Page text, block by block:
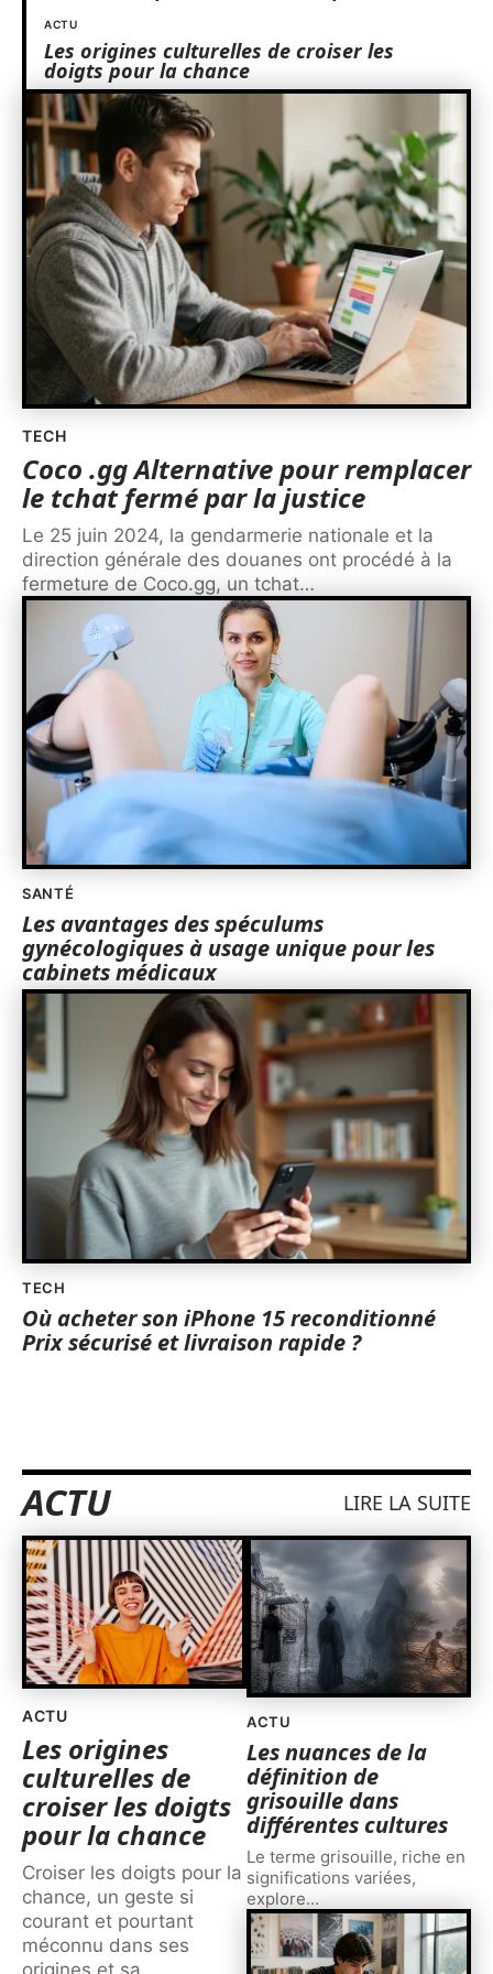
ACTU
Les origines culturelles de croiser les
doigts pour la chance
TECH
Coco .gg Alternative pour remplacer
le tchat fermé par la justice
Le 25 juin 2024, la gendarmerie nationale et la
direction générale des douanes ont procédé à la
fermeture de Coco.gg, un tchat…
SANTÉ
Les avantages des spéculums
gynécologiques à usage unique pour les
cabinets médicaux
TECH
Où acheter son iPhone 15 reconditionné
Prix sécurisé et livraison rapide ?
ACTU LIRE LA SUITE
ACTU
Les origines
culturelles de
croiser les doigts
pour la chance
Croiser les doigts pour la
chance, un geste si
courant et pourtant
méconnu dans ses
origines et sa
ACTU
Les nuances de la
définition de
grisouille dans
différentes cultures
Le terme grisouille, riche en
significations variées,
explore…